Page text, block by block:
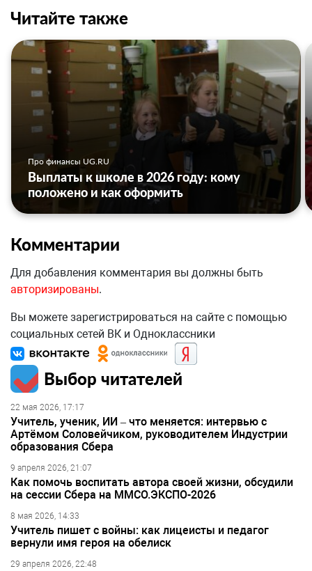
Читайте также
Про финансы UG.RU
Выплаты к школе в 2026 году: кому
положено и как оформить
Комментарии
Для добавления комментария вы должны быть
авторизированы.
Вы можете зарегистрироваться на сайте с помощью
социальных сетей ВК и Одноклассники
Выбор читателей
22 мая 2026, 17:17
Учитель, ученик, ИИ – что меняется: интервью с
Артёмом Соловейчиком, руководителем Индустрии
образования Сбера
9 апреля 2026, 21:07
Как помочь воспитать автора своей жизни, обсудили
на сессии Сбера на ММСО.ЭКСПО-2026
8 мая 2026, 14:33
Учитель пишет с войны: как лицеисты и педагог
вернули имя героя на обелиск
29 апреля 2026, 22:48